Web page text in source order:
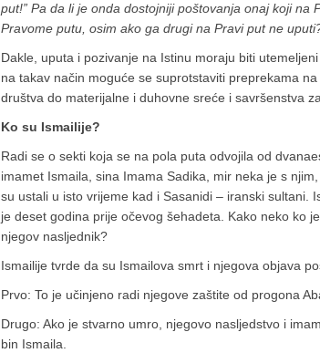
put!” Pa da li je onda dostojniji poštovanja onaj koji na
Pravome putu, osim ako ga drugi na Pravi put ne
Dakle, uputa i pozivanje na Istinu moraju biti
na takav način moguće se suprotstaviti preprekama
društva do materijalne i duhovne sreće i savršenstva
Ko su Ismailije?
Radi se o sekti koja se na pola puta odvojila od
imamet Ismaila, sina Imama Sadika, mir neka je s
su ustali u isto vrijeme kad i Sasanidi – iranski sultani.
je deset godina prije očevog šehadeta. Kako neko ko
njegov nasljednik?
Ismailije tvrde da su Ismailova smrt i njegova objava
Prvo: To je učinjeno radi njegove zaštite od progona
Drugo: Ako je stvarno umro, njegovo nasljedstvo i
bin Ismaila.